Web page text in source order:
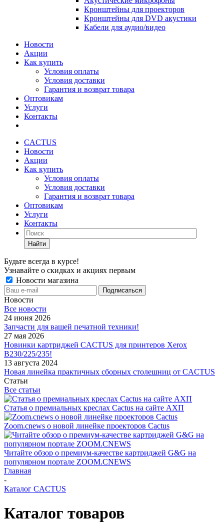
Кронштейны для проекторов
Кронштейны для DVD акустики
Кабели для аудио/видео
Новости
Акции
Как купить
Условия оплаты
Условия доставки
Гарантия и возврат товара
Оптовикам
Услуги
Контакты
CACTUS
Новости
Акции
Как купить
Условия оплаты
Условия доставки
Гарантия и возврат товара
Оптовикам
Услуги
Контакты
Найти
Будьте всегда в курсе!
Узнавайте о скидках и акциях первым
Новости магазина
Новости
Все новости
24 июня 2026
Запчасти для вашей печатной техники!
27 мая 2026
Новинки картриджей CACTUS для принтеров Xerox
B230/225/235!
13 августа 2024
Новая линейка практичных сборных столешниц от CACTUS
Статьи
Все статьи
Статья о премиальных креслах Cactus на сайте АХП
Zoom.cnews о новой линейке проекторов Cactus
Читайте обзор о премиум-качестве картриджей G&G на
популярном портале ZOOM.CNEWS
Главная
-
Каталог CACTUS
Каталог товаров